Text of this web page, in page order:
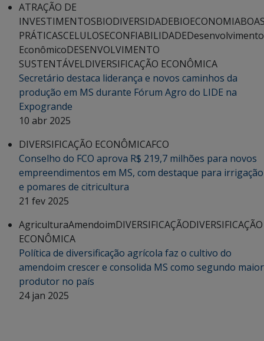
ATRAÇÃO DE
INVESTIMENTOSBIODIVERSIDADEBIOECONOMIA
PRÁTICASCELULOSECONFIABILIDADEDesenvolvimento
EconômicoDESENVOLVIMENTO
SUSTENTÁVELDIVERSIFICAÇÃO ECONÔMICA
Secretário destaca liderança e novos caminhos da
produção em MS durante Fórum Agro do LIDE na
Expogrande
10 abr 2025
DIVERSIFICAÇÃO ECONÔMICAFCO
Conselho do FCO aprova R$ 219,7 milhões para novos
empreendimentos em MS, com destaque para irrigação
e pomares de citricultura
21 fev 2025
AgriculturaAmendoimDIVERSIFICAÇÃODIVERSIFICAÇÃO
ECONÔMICA
Política de diversificação agrícola faz o cultivo do
amendoim crescer e consolida MS como segundo maior
produtor no país
24 jan 2025